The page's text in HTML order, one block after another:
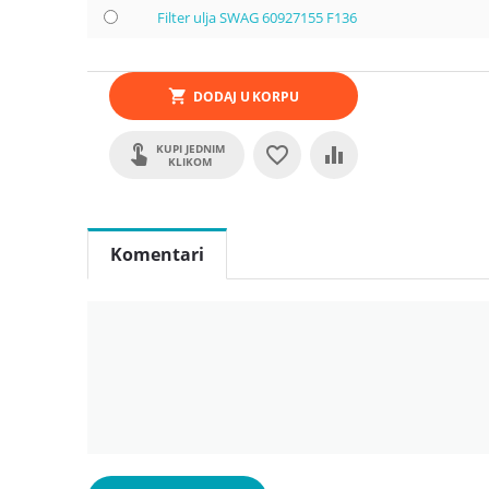
Filter ulja SWAG 60927155 F136
DODAJ U KORPU
KUPI JEDNIM
KLIKOM
Komentari